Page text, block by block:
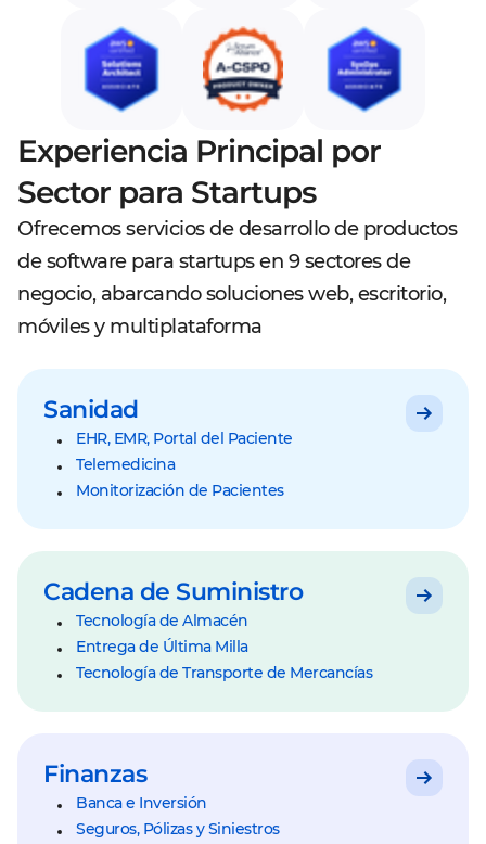
Experiencia Principal por
Sector para Startups
Ofrecemos servicios de desarrollo de productos
de software para startups en 9 sectores de
negocio, abarcando soluciones web, escritorio,
móviles y multiplataforma
Sanidad
EHR, EMR, Portal del Paciente
Telemedicina
Monitorización de Pacientes
Cadena de Suministro
Tecnología de Almacén
Entrega de Última Milla
Tecnología de Transporte de Mercancías
Finanzas
Banca e Inversión
Seguros, Pólizas y Siniestros